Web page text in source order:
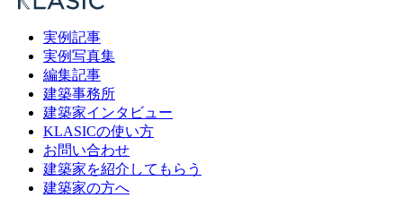
実例記事
実例写真集
編集記事
建築事務所
建築家インタビュー
KLASICの使い方
お問い合わせ
建築家を紹介してもらう
建築家の方へ